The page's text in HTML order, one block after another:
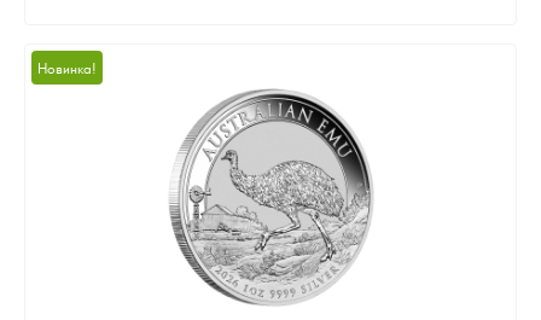
Цена выкупа
Звоните
Новинка!